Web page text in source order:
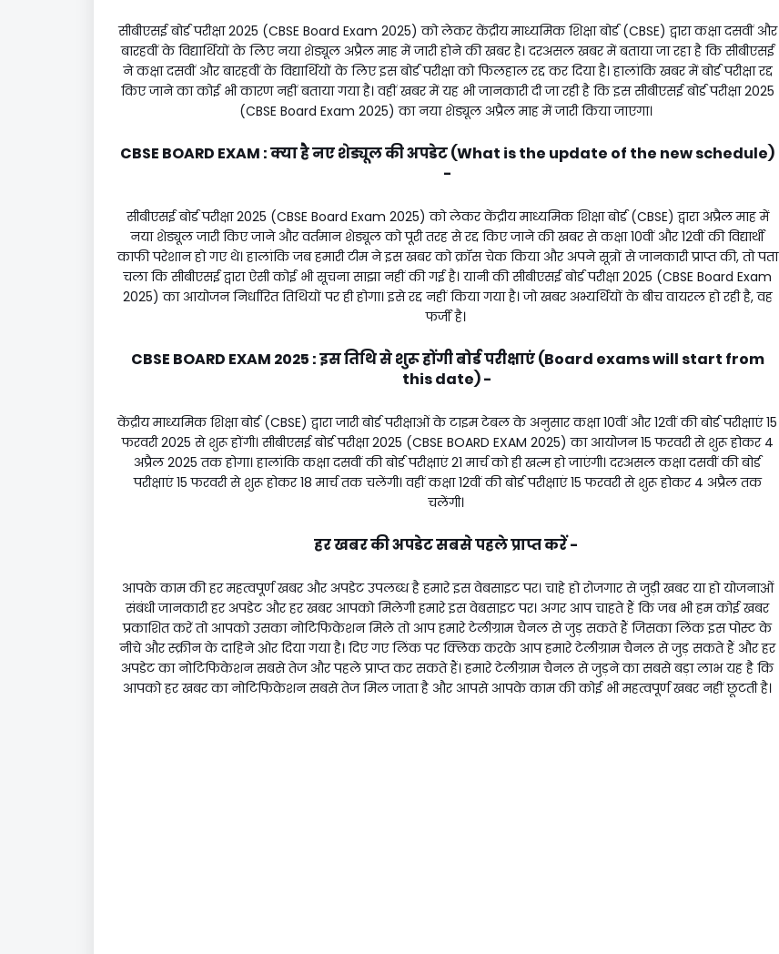
सीबीएसई बोर्ड परीक्षा 2025 (CBSE Board Exam 2025) को लेकर केंद्रीय माध्यमिक शिक्षा बोर्ड (CBSE) द्वारा कक्षा दसवीं और
बारहवीं के विद्यार्थियों के लिए नया शेड्यूल अप्रैल माह में जारी होने की खबर है। दरअसल खबर में बताया जा रहा है कि सीबीएसई
ने कक्षा दसवीं और बारहवीं के विद्यार्थियों के लिए इस बोर्ड परीक्षा को फिलहाल रद्द कर दिया है। हालांकि खबर में बोर्ड परीक्षा रद्द
किए जाने का कोई भी कारण नहीं बताया गया है। वहीं खबर में यह भी जानकारी दी जा रही है कि इस सीबीएसई बोर्ड परीक्षा 2025
(CBSE Board Exam 2025) का नया शेड्यूल अप्रैल माह में जारी किया जाएगा।
CBSE BOARD EXAM : क्या है नए शेड्यूल की अपडेट (What is the update of the new schedule)
-
सीबीएसई बोर्ड परीक्षा 2025 (CBSE Board Exam 2025) को लेकर केंद्रीय माध्यमिक शिक्षा बोर्ड (CBSE) द्वारा अप्रैल माह में
नया शेड्यूल जारी किए जाने और वर्तमान शेड्यूल को पूरी तरह से रद्द किए जाने की खबर से कक्षा 10वीं और 12वीं की विद्यार्थी
काफी परेशान हो गए थे। हालांकि जब हमारी टीम ने इस खबर को क्रॉस चेक किया और अपने सूत्रों से जानकारी प्राप्त की, तो पता
चला कि सीबीएसई द्वारा ऐसी कोई भी सूचना साझा नहीं की गई है। यानी की सीबीएसई बोर्ड परीक्षा 2025 (CBSE Board Exam
2025) का आयोजन निर्धारित तिथियों पर ही होगा। इसे रद्द नहीं किया गया है। जो खबर अभ्यर्थियों के बीच वायरल हो रही है, वह
फर्जी है।
CBSE BOARD EXAM 2025 : इस तिथि से शुरू होंगी बोर्ड परीक्षाएं (Board exams will start from
this date) -
केंद्रीय माध्यमिक शिक्षा बोर्ड (CBSE) द्वारा जारी बोर्ड परीक्षाओं के टाइम टेबल के अनुसार कक्षा 10वीं और 12वीं की बोर्ड परीक्षाएं 15
फरवरी 2025 से शुरू होंगी। सीबीएसई बोर्ड परीक्षा 2025 (CBSE BOARD EXAM 2025) का आयोजन 15 फरवरी से शुरू होकर 4
अप्रैल 2025 तक होगा। हालांकि कक्षा दसवीं की बोर्ड परीक्षाएं 21 मार्च को ही खत्म हो जाएंगी। दरअसल कक्षा दसवीं की बोर्ड
परीक्षाएं 15 फरवरी से शुरू होकर 18 मार्च तक चलेंगी। वहीं कक्षा 12वीं की बोर्ड परीक्षाएं 15 फरवरी से शुरू होकर 4 अप्रैल तक
चलेंगी।
हर खबर की अपडेट सबसे पहले प्राप्त करें -
आपके काम की हर महत्वपूर्ण खबर और अपडेट उपलब्ध है हमारे इस वेबसाइट पर। चाहे हो रोजगार से जुड़ी खबर या हो योजनाओं
संबंधी जानकारी हर अपडेट और हर खबर आपको मिलेगी हमारे इस वेबसाइट पर। अगर आप चाहते हैं कि जब भी हम कोई खबर
प्रकाशित करें तो आपको उसका नोटिफिकेशन मिले तो आप हमारे टेलीग्राम चैनल से जुड़ सकते हैं जिसका लिंक इस पोस्ट के
नीचे और स्क्रीन के दाहिने ओर दिया गया है। दिए गए लिंक पर क्लिक करके आप हमारे टेलीग्राम चैनल से जुड़ सकते हैं और हर
अपडेट का नोटिफिकेशन सबसे तेज और पहले प्राप्त कर सकते हैं। हमारे टेलीग्राम चैनल से जुड़ने का सबसे बड़ा लाभ यह है कि
आपको हर खबर का नोटिफिकेशन सबसे तेज मिल जाता है और आपसे आपके काम की कोई भी महत्वपूर्ण खबर नहीं छूटती है।